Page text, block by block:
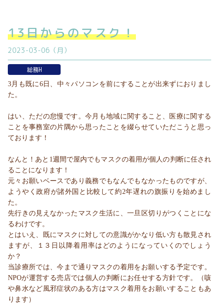
13日からのマスク！
2023-03-06（月）
総務H
3月も既に6日、中々パソコンを前にすることが出来ずにおりまし
た。
はい、ただの怠慢です。今月も地域に関すること、医療に関する
ことを事務室の片隅から思ったことを綴らせていただこうと思っ
ております！
なんと！あと1週間で屋内でもマスクの着用が個人の判断に任され
ることになります！
元々お願いベースであり義務でもなんでもなかったものですが、
ようやく政府が諸外国と比較して約2年遅れの旗振りを始めまし
た。
先行きの見えなかったマスク生活に、一旦区切りがつくことにな
るわけです。
とはいえ、既にマスクに対しての意識がかなり低い方も散見され
ますが、１３日以降着用率はどのようになっていくのでしょう
か？
当診療所では、今まで通りマスクの着用をお願いする予定です。
NPOが運営する売店では個人の判断にお任せする方針です。（咳
や鼻水など風邪症状のある方はマスク着用をお願いすることもあ
ります）